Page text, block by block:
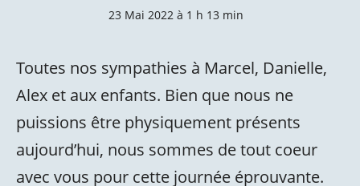
23 Mai 2022 à 1 h 13 min
Toutes nos sympathies à Marcel, Danielle,
Alex et aux enfants. Bien que nous ne
puissions être physiquement présents
aujourd’hui, nous sommes de tout coeur
avec vous pour cette journée éprouvante.